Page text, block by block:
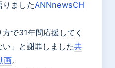
ましたANNnewsCH
方で31年間応援してく
」と謝罪しました共
画。